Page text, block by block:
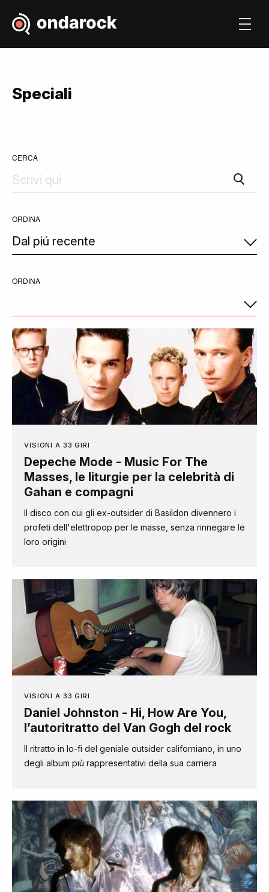
Speciali
CERCA
ORDINA
ORDINA
VISIONI A 33 GIRI
Depeche Mode - Music For The
Masses, le liturgie per la celebrità di
Gahan e compagni
Il disco con cui gli ex-outsider di Basildon divennero i
profeti dell'elettropop per le masse, senza rinnegare le
loro origini
VISIONI A 33 GIRI
Daniel Johnston - Hi, How Are You,
l’autoritratto del Van Gogh del rock
Il ritratto in lo-fi del geniale outsider californiano, in uno
degli album più rappresentativi della sua carriera